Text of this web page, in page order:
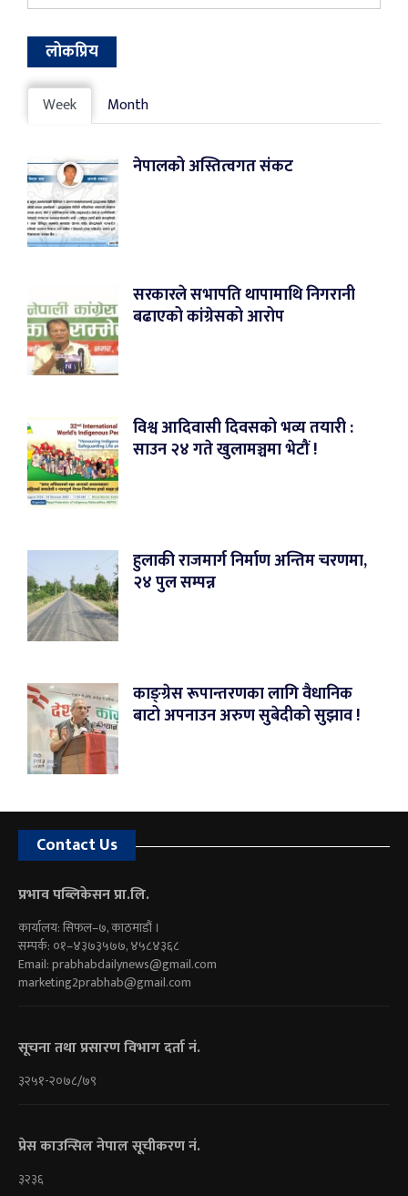
लोकप्रिय
Week Month
नेपालको अस्तित्वगत संकट
सरकारले सभापति थापामाथि निगरानी
बढाएको कांग्रेसको आरोप
विश्व आदिवासी दिवसको भव्य तयारी :
साउन २४ गते खुलामञ्चमा भेटौं !
हुलाकी राजमार्ग निर्माण अन्तिम चरणमा,
२४ पुल सम्पन्न
काङ्ग्रेस रूपान्तरणका लागि वैधानिक
बाटो अपनाउन अरुण सुबेदीको सुझाव !
Contact Us
प्रभाव पब्लिकेसन प्रा.लि.
कार्यालय: सिफल–७, काठमाडौं ।
सम्पर्क: ०१–४३७३५७७, ४५८४३६८
Email:prabhabdailynews@gmail.com
marketing2prabhab@gmail.com
सूचना तथा प्रसारण विभाग दर्ता नं.
३२५१-२०७८/७९
प्रेस काउन्सिल नेपाल सूचीकरण नं.
३२३६